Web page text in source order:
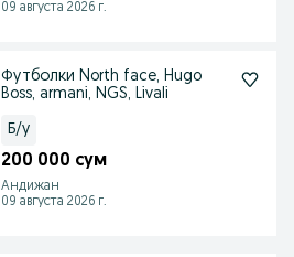
09 августа 2026 г.
Футболки North face, Hugo
Boss, armani, NGS, Livali
Б/у
200 000 сум
Андижан
09 августа 2026 г.